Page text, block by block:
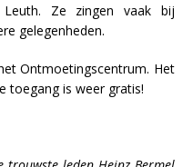
Ze zingen vaak bij
gelegenheden.
Ontmoetingscentrum. Het
toegang is weer gratis!